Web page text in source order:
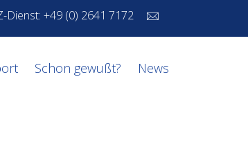
Dienst: +49 (0) 2641 7172
Schon gewußt? News